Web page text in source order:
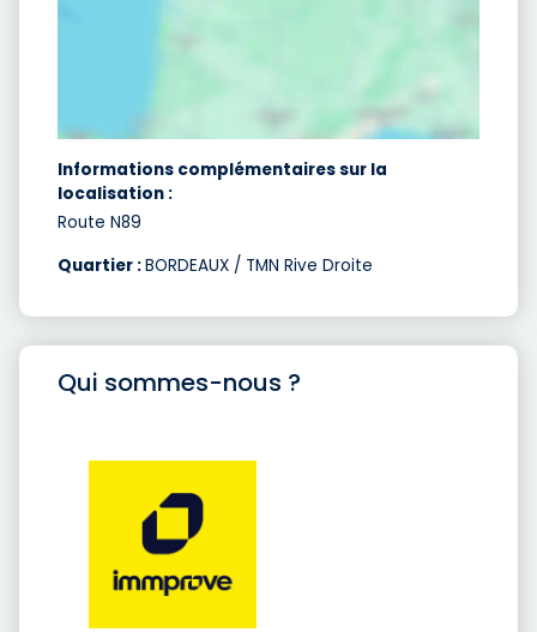
Informations complémentaires sur la
localisation :
Route N89
Quartier :BORDEAUX / TMN Rive Droite
Qui sommes-nous ?